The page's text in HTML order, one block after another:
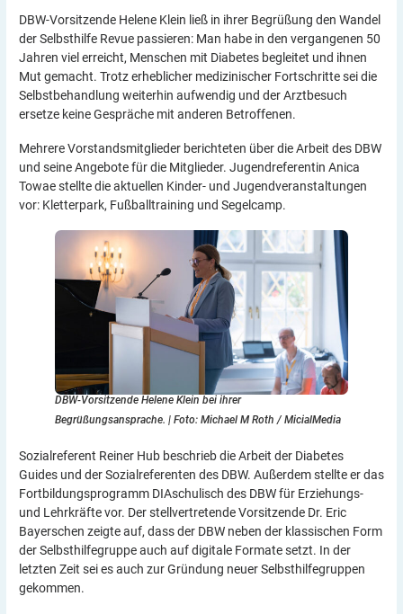
DBW-Vorsitzende Helene Klein ließ in ihrer Begrüßung den Wandel
der Selbsthilfe Revue passieren: Man habe in den vergangenen 50
Jahren viel erreicht, Menschen mit Diabetes begleitet und ihnen
Mut gemacht. Trotz erheblicher medizinischer Fortschritte sei die
Selbstbehandlung weiterhin aufwendig und der Arztbesuch
ersetze keine Gespräche mit anderen Betroffenen.
Mehrere Vorstandsmitglieder berichteten über die Arbeit des DBW
und seine Angebote für die Mitglieder. Jugendreferentin Anica
Towae stellte die aktuellen Kinder- und Jugendveranstaltungen
vor: Kletterpark, Fußballtraining und Segelcamp.
DBW-Vorsitzende Helene Klein bei ihrer
Begrüßungsansprache. | Foto: Michael M Roth / MicialMedia
Sozialreferent Reiner Hub beschrieb die Arbeit der Diabetes
Guides und der Sozialreferenten des DBW. Außerdem stellte er das
Fortbildungsprogramm DIAschulisch des DBW für Erziehungs-
und Lehrkräfte vor. Der stellvertretende Vorsitzende Dr. Eric
Bayerschen zeigte auf, dass der DBW neben der klassischen Form
der Selbsthilfegruppe auch auf digitale Formate setzt. In der
letzten Zeit sei es auch zur Gründung neuer Selbsthilfegruppen
gekommen.